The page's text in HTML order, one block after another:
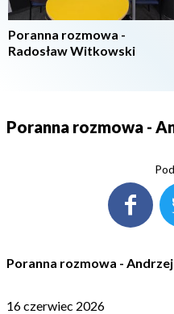
Poranna rozmowa -
Radosław Witkowski
Poranna rozmowa -
Poranna rozmowa -
16 czerwiec 2026